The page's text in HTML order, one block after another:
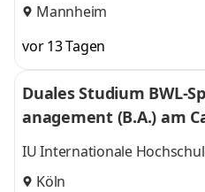
Mannheim
vor 13 Tagen
Duales Studium BWL-
anagement (B.A.) am
IU Internationale
Köln